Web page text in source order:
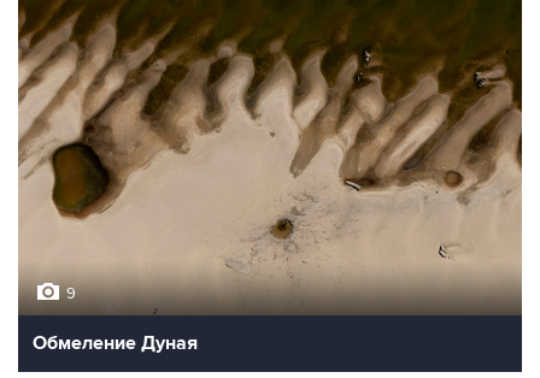
9
Обмеление Дуная